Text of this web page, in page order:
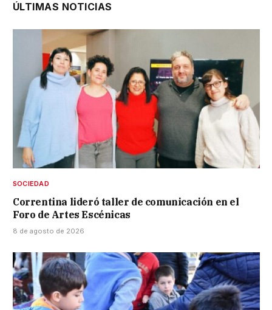
ÚLTIMAS NOTICIAS
SOCIEDAD
Correntina lideró taller de comunicación en el
Foro de Artes Escénicas
8 de agosto de 2026